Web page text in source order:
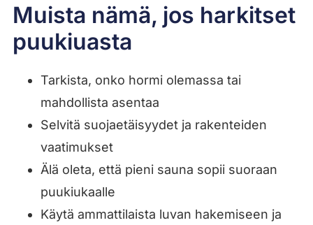
Muista nämä, jos harkitset
puukiuasta
Tarkista, onko hormi olemassa tai
mahdollista asentaa
Selvitä suojaetäisyydet ja rakenteiden
vaatimukset
Älä oleta, että pieni sauna sopii suoraan
puukiukaalle
Käytä ammattilaista luvan hakemiseen ja